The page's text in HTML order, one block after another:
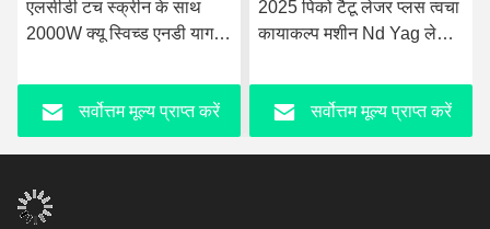
एलसीडी टच स्क्रीन के साथ
2000W क्यू स्विच्ड एनडी याग
किलो
सर्वोत्तम मूल्य प्राप्त करें
2025 पिको टैटू लेजर प्लस त्वचा
कायाकल्प मशीन Nd Yag लेजर
सर्वोत्तम मूल्य प्राप्त करें